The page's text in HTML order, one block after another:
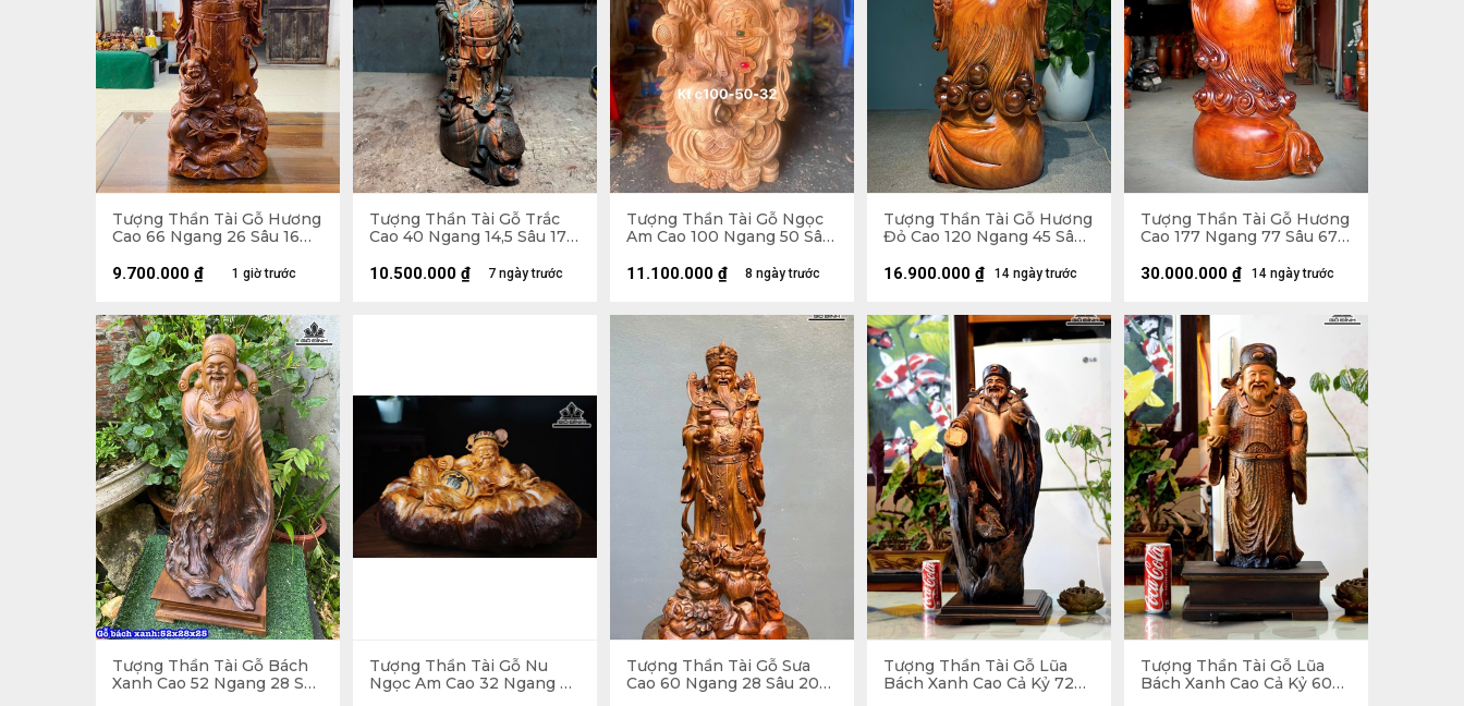
Tượng Thần Tài Gỗ Hương
Cao 66 Ngang 26 Sâu 16
1 giờ trước
9.700.000 ₫
Tượng Thần Tài Gỗ Trắc
Cao 40 Ngang 14,5 Sâu 17
7 ngày trước
10.500.000 ₫
Tượng Thần Tài Gỗ Ngọc
Am Cao 100 Ngang 50 Sâu
8 ngày trước
11.100.000 ₫
Tượng Thần Tài Gỗ Hương
Đỏ Cao 120 Ngang 45 Sâu
14 ngày trước
16.900.000 ₫
Tượng Thần Tài Gỗ Hương
Cao 177 Ngang 77 Sâu 67
14 ngày trước
30.000.000 ₫
Tượng Thần Tài Gỗ Bách
Xanh Cao 52 Ngang 28 Sâu
Tượng Thần Tài Gỗ Nu
Ngọc Am Cao 32 Ngang 63
Tượng Thần Tài Gỗ Sưa
Cao 60 Ngang 28 Sâu 20
Tượng Thần Tài Gỗ Lũa
Bách Xanh Cao Cả Kỷ 72
Tượng Thần Tài Gỗ Lũa
Bách Xanh Cao Cả Kỷ 60